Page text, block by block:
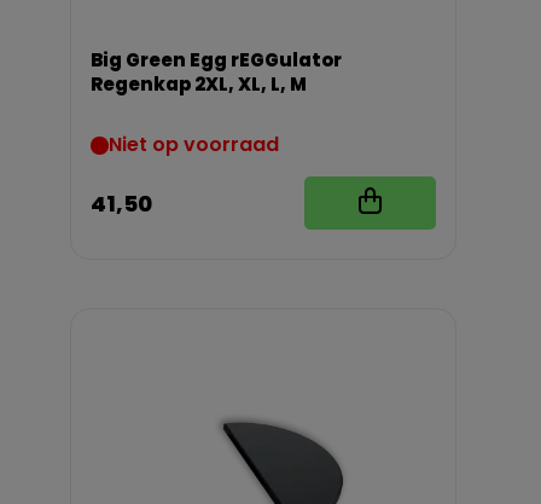
Big Green Egg rEGGulator
Regenkap 2XL, XL, L, M
Niet op voorraad
41,50